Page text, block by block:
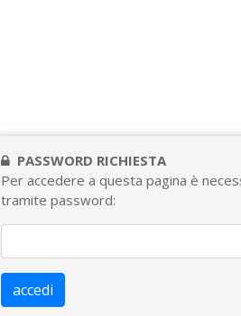
PASSWORD RICHIESTA
Per accedere a questa pagina è
tramite password:
accedi